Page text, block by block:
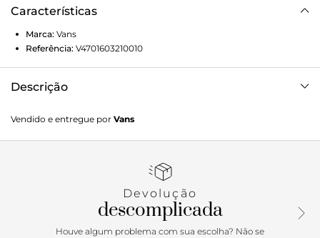
Características
Marca: Vans
Referência: V4701603210010
Descrição
a cultura de rua, artes, música e ligada ao skate e à
evolução do esporte, sem perder a essência. Dos clássicos
modelos de tênis, roupas e acessórios, sempre mantendo o
manga curta, possui estampa frontal com assinatura Vans
em "Drop V", centralizada na altura do peito, em silk à base
d’água. Traz etiqueta tecida Vans aplicada na manga, gola
Vendido e entregue por Vans
Devolução
descomplicada
Houve algum problema com sua escolha? Não se